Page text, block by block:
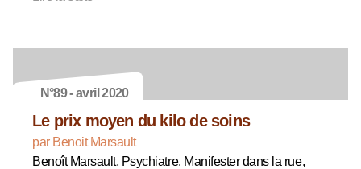
N°89 - avril 2020
Le prix moyen du kilo de soins
par Benoit Marsault
Benoît Marsault, Psychiatre. Manifester dans la rue,